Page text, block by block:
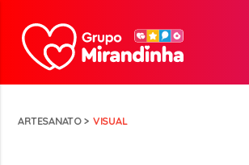
ARTESANATO> VISUAL